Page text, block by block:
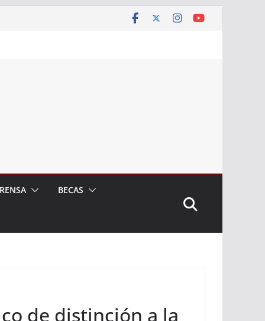
BECAS
de distinción a la